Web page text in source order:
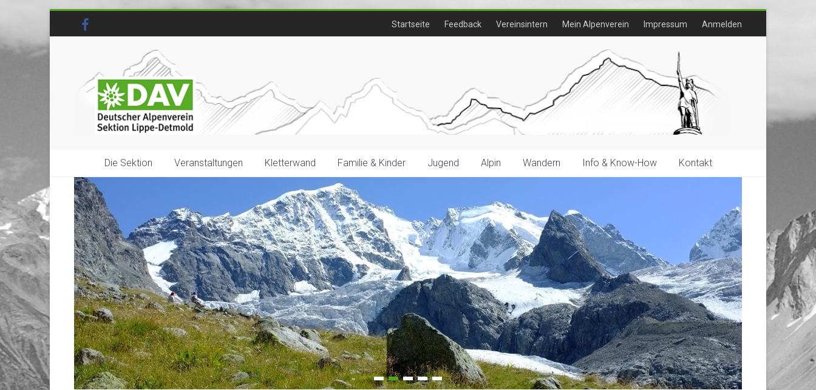
Startseite Feedback Vereinsintern Mein Alpenverein Impressum Anmelden
Die Sektion Veranstaltungen Kletterwand Familie & Kinder Jugend Alpin Wandern Info & Know-How Kontakt